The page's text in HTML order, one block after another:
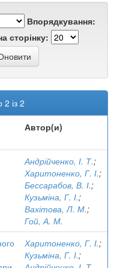
Впорядкування:
сторінку:
2 із 2
Автор(и)
Андрійченко, І. Т.;
Харитоненко, Г. І.;
Бессарабов, В. І.;
Кузьміна, Г. І.;
Вахітова, Л. М.;
Гой, А. М.
Харитоненко, Г. І.;
Кузьміна, Г. І.;